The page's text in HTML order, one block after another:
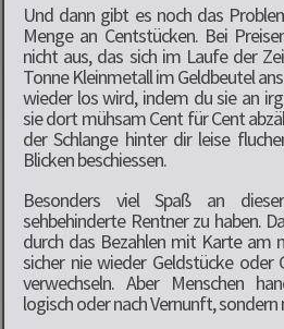
Und dann gibt es noch das
Menge an Centstücken. Bei
nicht aus, das sich im Laufe der
Tonne Kleinmetall im Geldbeutel
wieder los wird, indem du sie an
sie dort mühsam Cent für Cent
der Schlange hinter dir leise
Blicken beschiessen.
Besonders viel Spaß an
sehbehinderte Rentner zu haben.
durch das Bezahlen mit Karte am
sicher nie wieder Geldstücke oder
verwechseln. Aber Menschen
logisch oder nach Vernunft, sondern